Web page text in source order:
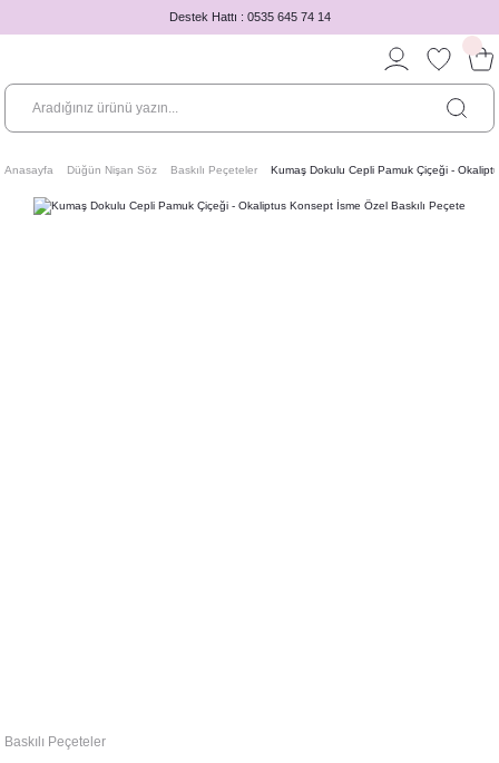
Destek Hattı : 0535 645 74 14
Anasayfa Düğün Nişan Söz Baskılı Peçeteler Kumaş Dokulu Cepli Pamuk Çiçeği -
Baskılı Peçeteler